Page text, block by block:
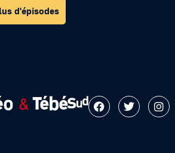
d'épisodes